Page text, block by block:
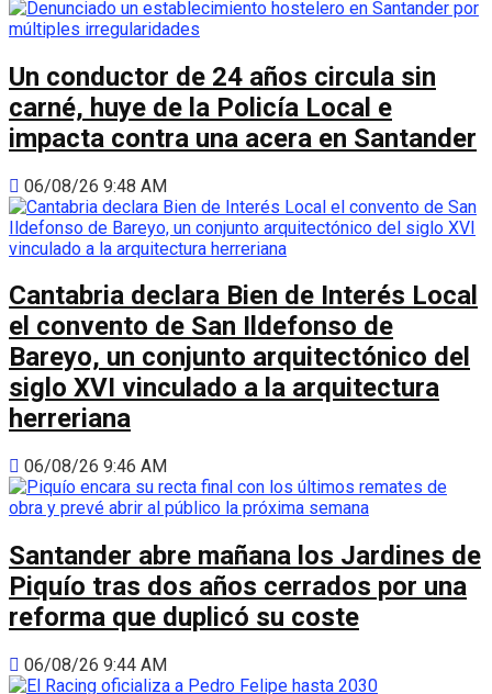
Un conductor de 24 años circula sin
carné, huye de la Policía Local e
impacta contra una acera en Santander
06/08/26 9:48 AM
Cantabria declara Bien de Interés Local
el convento de San Ildefonso de
Bareyo, un conjunto arquitectónico del
siglo XVI vinculado a la arquitectura
herreriana
06/08/26 9:46 AM
Santander abre mañana los Jardines de
Piquío tras dos años cerrados por una
reforma que duplicó su coste
06/08/26 9:44 AM